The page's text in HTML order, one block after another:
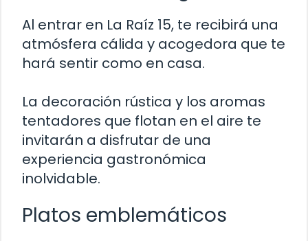
Al entrar en La Raíz 15, te recibirá una
atmósfera cálida y acogedora que te
hará sentir como en casa.
La decoración rústica y los aromas
tentadores que flotan en el aire te
invitarán a disfrutar de una
experiencia gastronómica
inolvidable.
Platos emblemáticos